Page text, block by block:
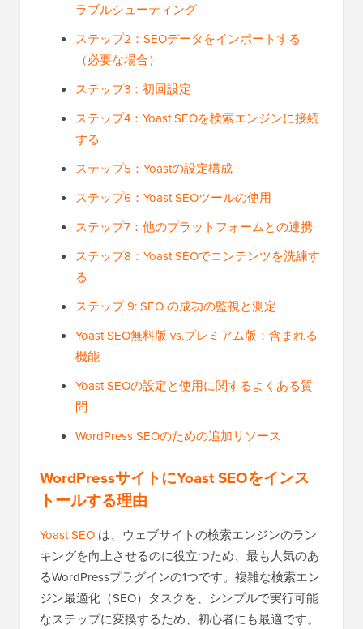
ラブルシューティング
ステップ2：SEOデータをインポートする
（必要な場合）
ステップ3：初回設定
ステップ4：Yoast SEOを検索エンジンに接続
する
ステップ5：Yoastの設定構成
ステップ6：Yoast SEOツールの使用
ステップ7：他のプラットフォームとの連携
ステップ8：Yoast SEOでコンテンツを洗練す
る
ステップ 9: SEO の成功の監視と測定
Yoast SEO無料版 vs.プレミアム版：含まれる
機能
Yoast SEOの設定と使用に関するよくある質
問
WordPress SEOのための追加リソース
WordPressサイトにYoast SEOをインス
トールする理由
Yoast SEO は、ウェブサイトの検索エンジンのラン
キングを向上させるのに役立つため、最も人気のあ
るWordPressプラグインの1つです。複雑な検索エン
ジン最適化（SEO）タスクを、シンプルで実行可能
なステップに変換するため、初心者にも最適です。